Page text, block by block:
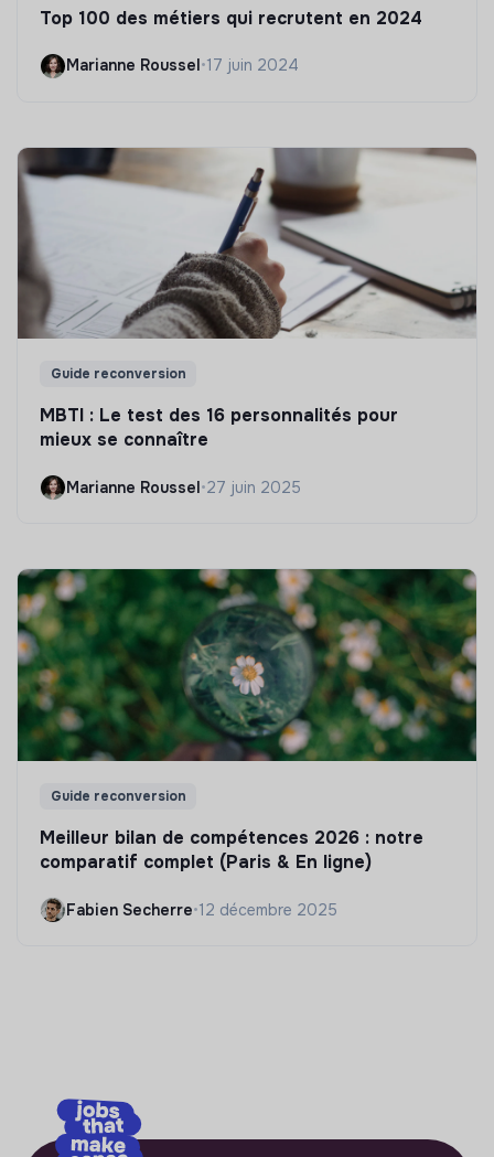
Top 100 des métiers qui recrutent en 2024
Marianne Roussel•17 juin 2024
Guide reconversion
MBTI : Le test des 16 personnalités pour
mieux se connaître
Marianne Roussel•27 juin 2025
Guide reconversion
Meilleur bilan de compétences 2026 : notre
comparatif complet (Paris & En ligne)
Fabien Secherre•12 décembre 2025